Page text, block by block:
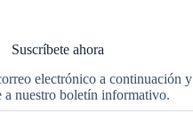
Suscríbete ahora
electrónico a continuación y
a nuestro boletín informativo.